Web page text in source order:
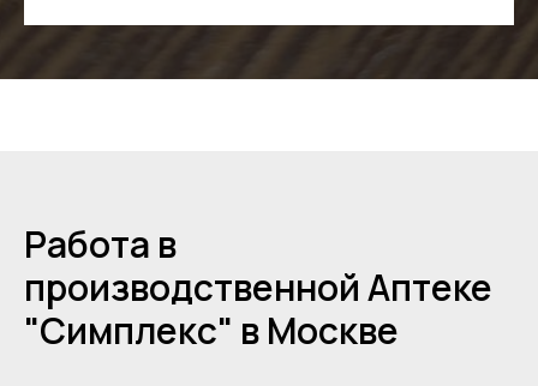
Работа в
производственной Аптеке
"Симплекс" в Москве